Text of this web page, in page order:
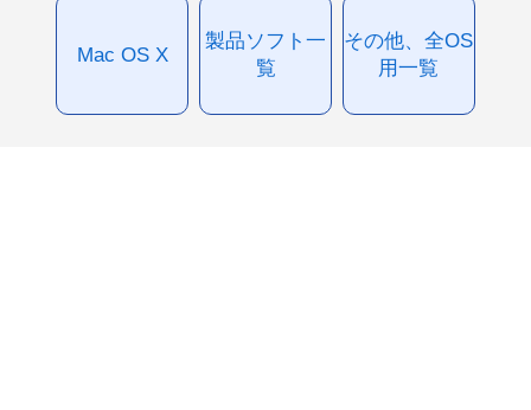
Mac OS X
製品ソフト一
覧
その他、全OS
用一覧